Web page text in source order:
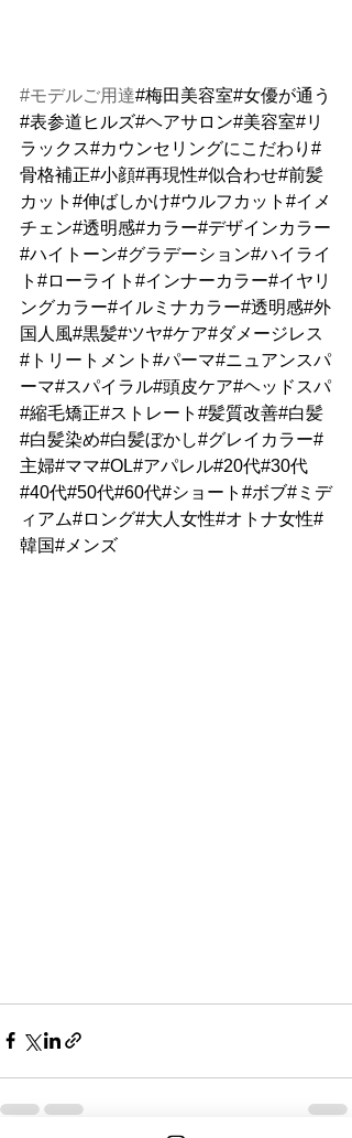
#モデルご用達#梅田美容室#女優が通う
#表参道ヒルズ#ヘアサロン#美容室#リ
ラックス#カウンセリングにこだわり#
骨格補正#小顔#再現性#似合わせ#前髪
カット#伸ばしかけ#ウルフカット#イメ
チェン#透明感#カラー#デザインカラー
#ハイトーン#グラデーション#ハイライ
ト#ローライト#インナーカラー#イヤリ
ングカラー#イルミナカラー#透明感#外
国人風#黒髪#ツヤ#ケア#ダメージレス
#トリートメント#パーマ#ニュアンスパ
ーマ#スパイラル#頭皮ケア#ヘッドスパ
#縮毛矯正#ストレート#髪質改善#白髪
#白髪染め#白髪ぼかし#グレイカラー#
主婦#ママ#OL#アパレル#20代#30代
#40代#50代#60代#ショート#ボブ#ミデ
ィアム#ロング#大人女性#オトナ女性#
韓国#メンズ